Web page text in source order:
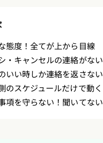
態度！全てが上から目線
・キャンセルの連絡がない
いい時しか連絡を返さない
のスケジュールだけで動く
項を守らない！聞いてな